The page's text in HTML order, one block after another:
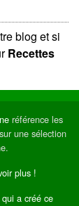
blog et si
Recettes
référence les
une sélection
plus !
a créé ce